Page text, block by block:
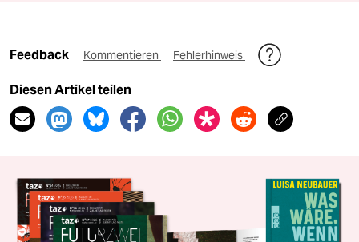
Feedback Kommentieren Fehlerhinweis
Diesen Artikel teilen